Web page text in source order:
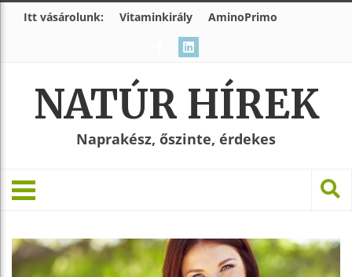
Itt vásárolunk: Vitaminkirály AminoPrimo
NATÚR HÍREK
Naprakész, őszinte, érdekes